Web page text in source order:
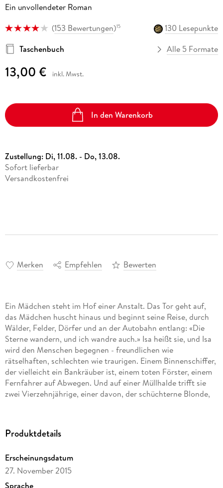
Ein unvollendeter Roman
(153 Bewertungen)15
130 Lesepunkte
Taschenbuch
Alle 5 Formate
13,00 € inkl. Mwst.
In den Warenkorb
Zustellung: Di, 11.08. - Do, 13.08.
Sofort lieferbar
Versandkostenfrei
Merken Empfehlen Bewerten
Ein Mädchen steht im Hof einer Anstalt. Das Tor geht auf,
das Mädchen huscht hinaus und beginnt seine Reise, durch
Wälder, Felder, Dörfer und an der Autobahn entlang: «Die
Sterne wandern, und ich wandre auch.» Isa heißt sie, und Isa
wird den Menschen begegnen - freundlichen wie
rätselhaften, schlechten wie traurigen. Einem Binnenschiffer,
der vielleicht ein Bankräuber ist, einem toten Förster, einem
Fernfahrer auf Abwegen. Und auf einer Müllhalde trifft sie
zwei Vierzehnjährige, einer davon, der schüchterne Blonde,
Die Geschichte der verrückten, hellsichtigen Isa: Wolfgang
Produktdetails
Erscheinungsdatum
27. November 2015
Sprache